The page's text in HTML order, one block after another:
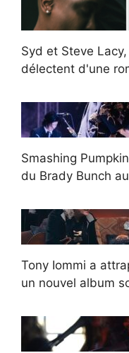
Syd et Steve
délectent d'une
Smashing
du Brady Bunch
Tony Iommi a
un nouvel album